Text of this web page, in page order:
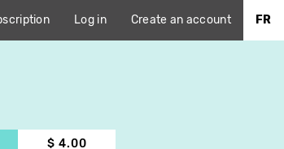
Log in Create an account FR
$ 4.00